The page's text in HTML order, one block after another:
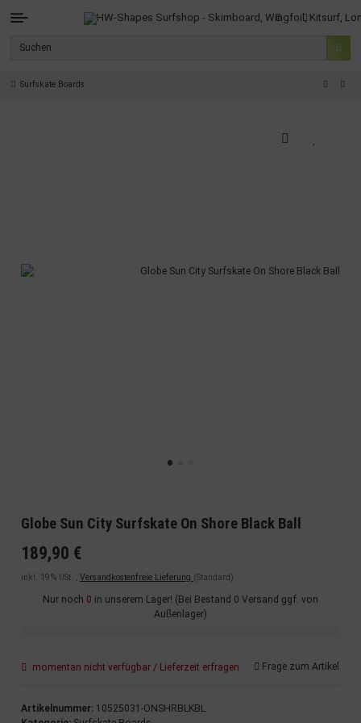
Surfskate Boards
Globe Sun City Surfskate On Shore Black Ball
189,90 €
inkl. 19% USt. , Versandkostenfreie Lieferung (Standard)
Nur noch 0 in unserem Lager! (Bei Bestand 0 Versand ggf. von
Außenlager)
momentan nicht verfügbar / Lieferzeit erfragen Frage zum Artikel
Artikelnummer: 10525031-ONSHRBLKBL